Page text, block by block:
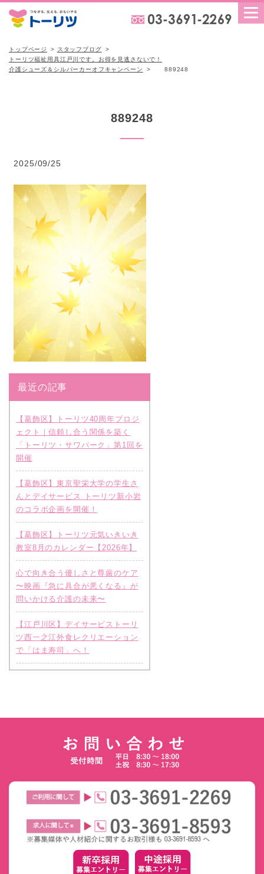
トップページ
スタッフブログ
トーリツ福祉用具江戸川です。お得を見逃さないで！
介護シューズ＆シルバーカーオフキャンペーン
889248
889248
2025/09/25
最近の記事
【葛飾区】トーリツ40周年プロジ
ェクト｜信頼し合う関係を築く
「トーリツ・サワパーク」第1回を
開催
【葛飾区】東京聖栄大学の学生さ
んとデイサービス トーリツ新小岩
のコラボ企画を開催！
【葛飾区】トーリツ元気いきいき
教室8月のカレンダー【2026年】
心で向き合う優しさと尊厳のケア
〜映画『急に具合が悪くなる』が
問いかける介護の未来〜
【江戸川区】デイサービストーリ
ツ西一之江外食レクリエーション
で「はま寿司」へ！